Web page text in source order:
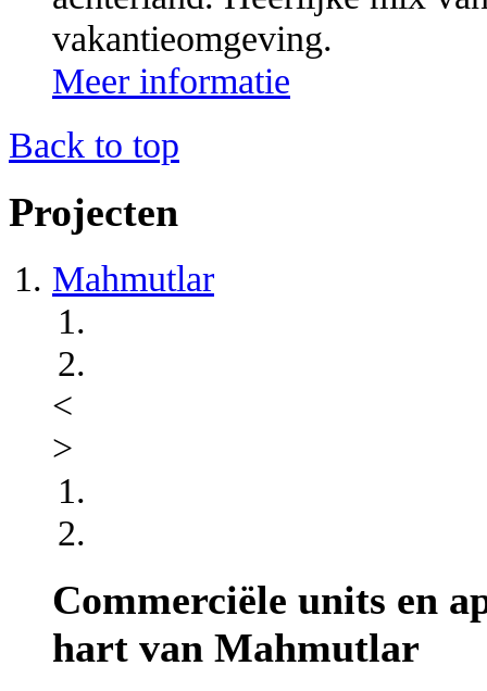
vakantieomgeving.
Meer informatie
Back to top
Projecten
Mahmutlar
<
>
Commerciële units en
hart van Mahmutlar